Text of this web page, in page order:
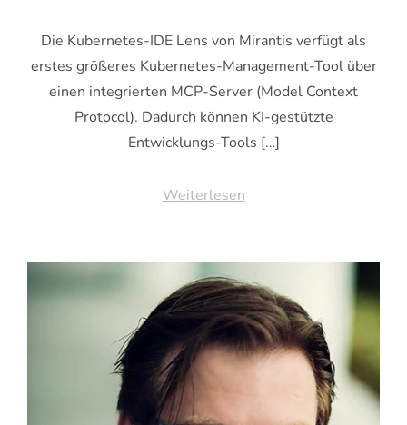
Die Kubernetes-IDE Lens von Mirantis verfügt als
erstes größeres Kubernetes-Management-Tool über
einen integrierten MCP-Server (Model Context
Protocol). Dadurch können KI-gestützte
Entwicklungs-Tools […]
Weiterlesen